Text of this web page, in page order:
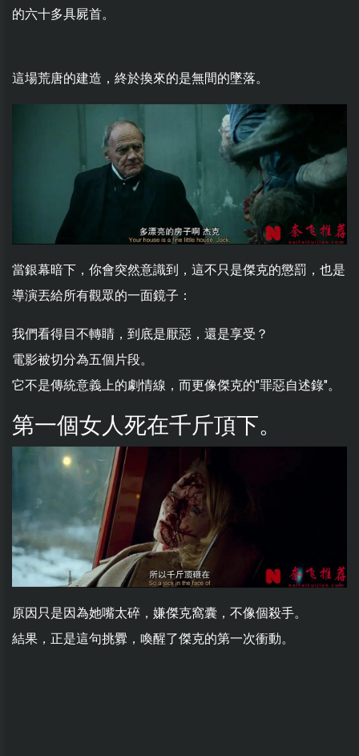
的六十多具屍首。
這場荒唐的建造，終於換來的是無間的墜落。
當銀幕暗下，你會突然意識到，這不只是傑克的懲罰，也是
導演丟給所有觀眾的一面鏡子：
我們看得目不轉睛，到底是厭惡，還是享受？
電影被切分為五個片段。
它不是傳統意義上的劇情線，而更像傑克的"罪惡自述錄"。
第一個女人死在千斤頂下。
原因只是因為她嘴太碎，嫌傑克窩囊，不像個殺手。
結果，正是這句挑釁，喚醒了傑克的第一次衝動。